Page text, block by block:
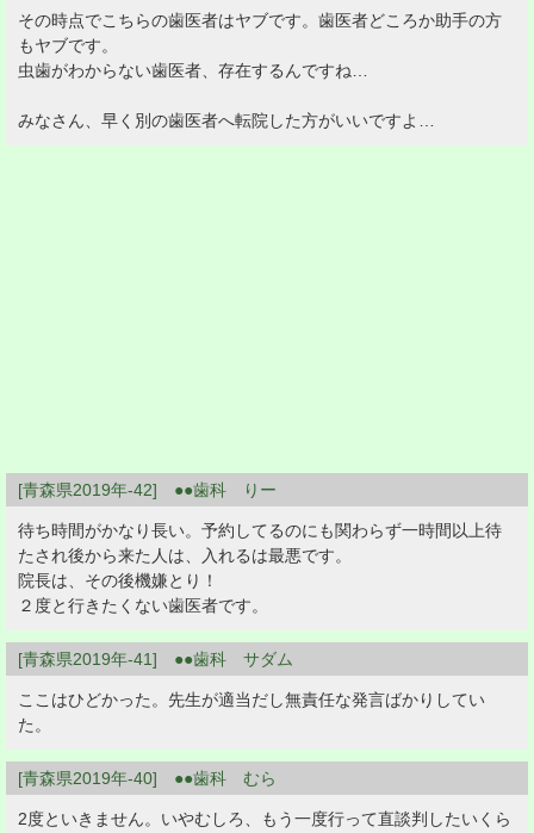
その時点でこちらの歯医者はヤブです。歯医者どころか助手の方
もヤブです。
虫歯がわからない歯医者、存在するんですね…
みなさん、早く別の歯医者へ転院した方がいいですよ…
[青森県2019年-42] ●●歯科 りー
待ち時間がかなり長い。予約してるのにも関わらず一時間以上待
たされ後から来た人は、入れるは最悪です。
院長は、その後機嫌とり！
２度と行きたくない歯医者です。
[青森県2019年-41] ●●歯科 サダム
ここはひどかった。先生が適当だし無責任な発言ばかりしてい
た。
[青森県2019年-40] ●●歯科 むら
2度といきません。いやむしろ、もう一度行って直談判したいくら